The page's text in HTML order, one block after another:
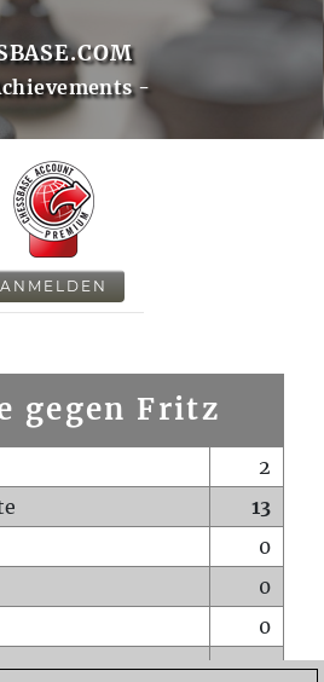
-
ANMELDEN
gegen Fritz
2
13
0
0
0
0